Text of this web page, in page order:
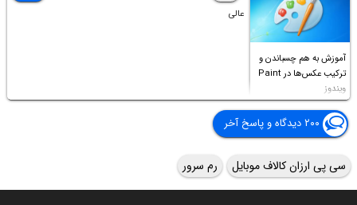
آموزش به هم چسباندن و
ترکیب عکس‌ها در Paint
ویندوز
عالی
۲۰۰ دیدگاه و پاسخ آخر
سی پی ارزان کالاف موبایل رم سرور